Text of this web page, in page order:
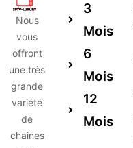
Nous
vous
offront
une très
grande
variété
de
chaines
3
Mois
6
Mois
12
Mois